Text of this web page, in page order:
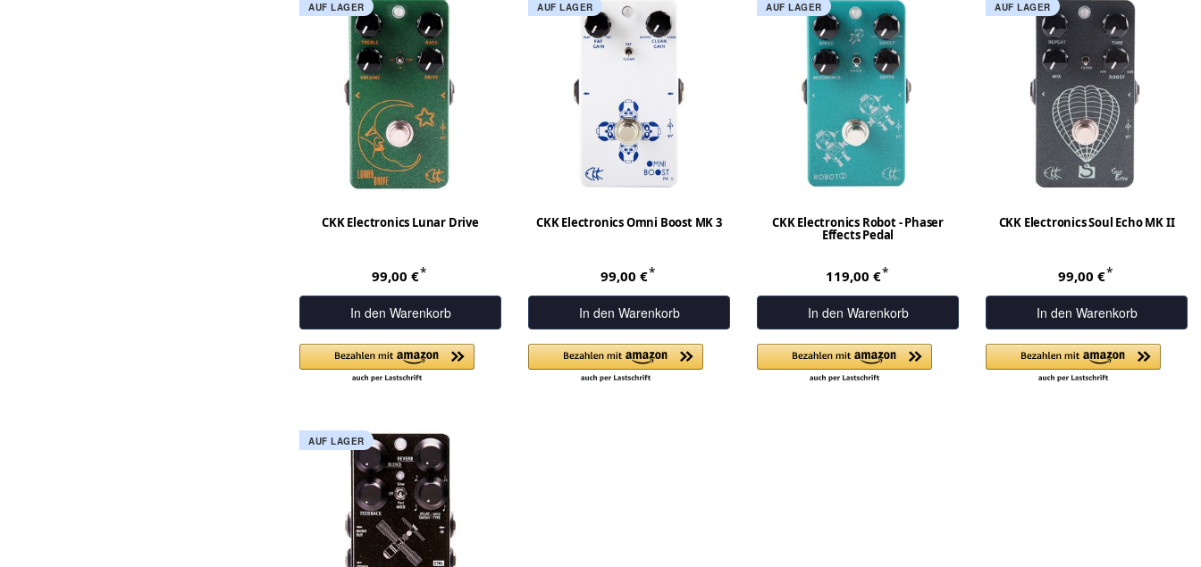
AUF LAGER
CKK Electronics Lunar Drive
99,00 €*
In den Warenkorb
AUF LAGER
CKK Electronics Omni Boost MK 3
99,00 €*
In den Warenkorb
AUF LAGER
CKK Electronics Robot - Phaser
Effects Pedal
119,00 €*
In den Warenkorb
AUF LAGER
CKK Electronics Soul Echo MK II
99,00 €*
In den Warenkorb
AUF LAGER